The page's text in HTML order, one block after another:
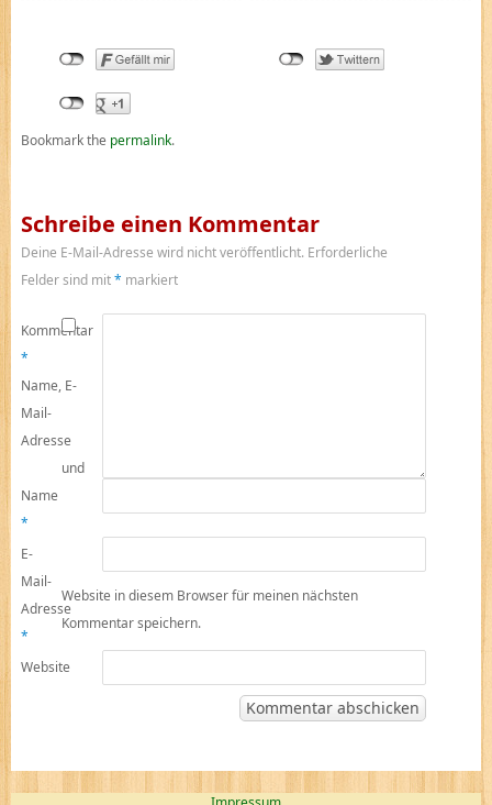
Bookmark the permalink.
Schreibe einen Kommentar
Deine E-Mail-Adresse wird nicht veröffentlicht. Erforderliche
Felder sind mit* markiert
Kommentar
*
Name
*
E-
Mail-
Adresse
*
Website
Name, E-
Mail-
Adresse
und
Website in diesem Browser für meinen nächsten
Kommentar speichern.